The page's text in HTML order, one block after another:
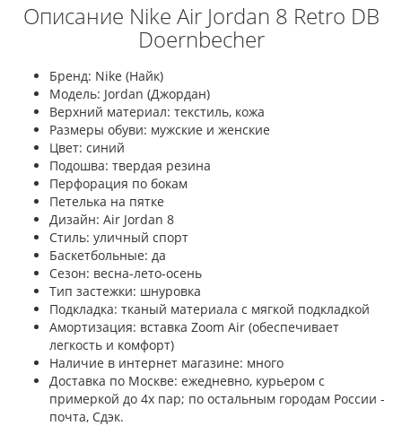
Описание Nike Air Jordan 8 Retro DB
Doernbecher
Бренд: Nike (Найк)
Модель: Jordan (Джордан)
Верхний материал: текстиль, кожа
Размеры обуви: мужские и женские
Цвет: синий
Подошва: твердая резина
Перфорация по бокам
Петелька на пятке
Дизайн: Air Jordan 8
Стиль: уличный спорт
Баскетбольные: да
Сезон: весна-лето-осень
Тип застежки: шнуровка
Подкладка: тканый материала с мягкой подкладкой
Амортизация: вставка Zoom Air (обеспечивает
легкость и комфорт)
Наличие в интернет магазине: много
Доставка по Москве: ежедневно, курьером с
примеркой до 4х пар; по остальным городам России -
почта, Сдэк.